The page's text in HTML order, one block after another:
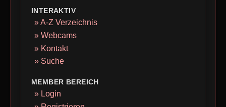
INTERAKTIV
» A-Z Verzeichnis
» Webcams
» Kontakt
» Suche
MEMBER BEREICH
» Login